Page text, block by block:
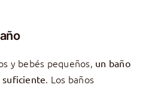
y bebés pequeños, un baño
suficiente. Los baños